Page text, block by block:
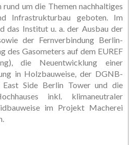
um die Themen nachhaltiges
Infrastrukturbau geboten. Im
das Institut u. a. der Ausbau der
der Fernverbindung Berlin-
des Gasometers auf dem EUREF
die Neuentwicklung einer
in Holzbauweise, der DGNB-
Side Berlin Tower und die
inkl. klimaneutraler
im Projekt Macherei